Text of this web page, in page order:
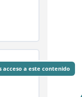
0/2
pasos
a este contenido